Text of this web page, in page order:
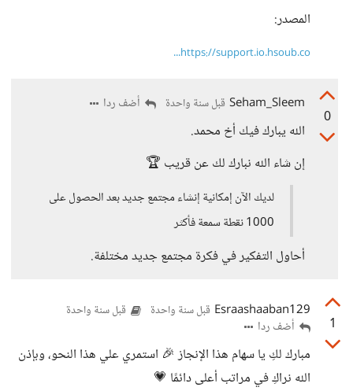
المصدر:
https://support.io.hsoub.co...
0
Seham_Sleem قبل سنة واحدة أضف ردا
الله يبارك فيك أخ محمد.
إن شاء الله نبارك لك عن قريب 🏆
لديك الآن إمكانية إنشاء مجتمع جديد بعد الحصول على
1000 نقطة سمعة فأكثر
أحاول التفكير في فكرة مجتمع جديد مختلفة.
1
Esraashaaban129 قبل سنة واحدة قبل سنة واحدة
أضف ردا
مبارك لكِ يا سهام هذا الإنجاز 🎉 استمري علي هذا النحو، وبإذن
الله نراكِ في مراتب أعلى دائمًا 💗